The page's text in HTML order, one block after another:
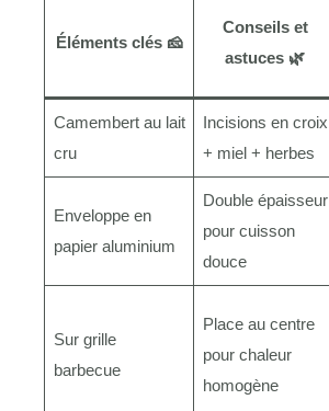
Éléments clés 🧀
Conseils et
astuces 🌿
Camembert au lait
cru
Incisions en croix
+ miel + herbes
Enveloppe en
papier aluminium
Double épaisseur
pour cuisson
douce
Sur grille
barbecue
Place au centre
pour chaleur
homogène